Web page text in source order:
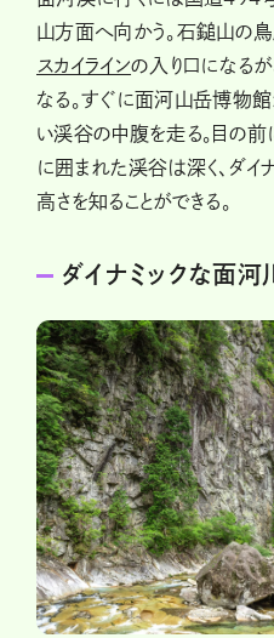
山方面へ向かう。石鎚山の
スカイラインの入り口になる
なる。すぐに面河山岳博物館
い渓谷の中腹を走る。目の
に囲まれた渓谷は深く、ダイ
高さを知ることができる。
ダイナミックな面